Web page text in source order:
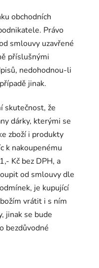
obchodních
Právo
smlouvy uzavřené
příslušnými
nedohodnou-li
jinak.
skutečnost, že
dárky, kterými se
zboží i produkty
k nakoupenému
Kč bez DPH, a
od smlouvy dle
je kupující
vrátit i s ním
jinak se bude
bezdůvodné